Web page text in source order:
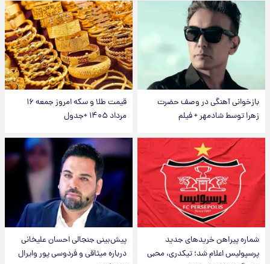
بازخوانی آهنگی در وصف حضرت
زهرا توسط شادمهر + فیلم
قیمت طلا و سکه امروز جمعه ۱۶
مرداد ۱۴۰۵ +جدول
شماره پیراهن خریدهای جدید
پرسپولیس اعلام شد؛ تیکدری، محبی
پیش‌بینی جنجالی احسان علیخانی
درباره میثاقی و فردوسی پور وایرال